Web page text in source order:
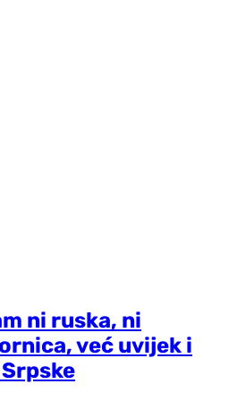
ni ruska, ni
već uvijek i